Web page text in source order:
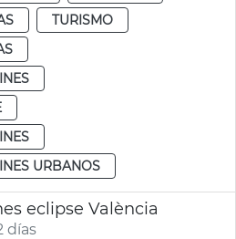
TURISMO
URBANOS
eclipse València
días